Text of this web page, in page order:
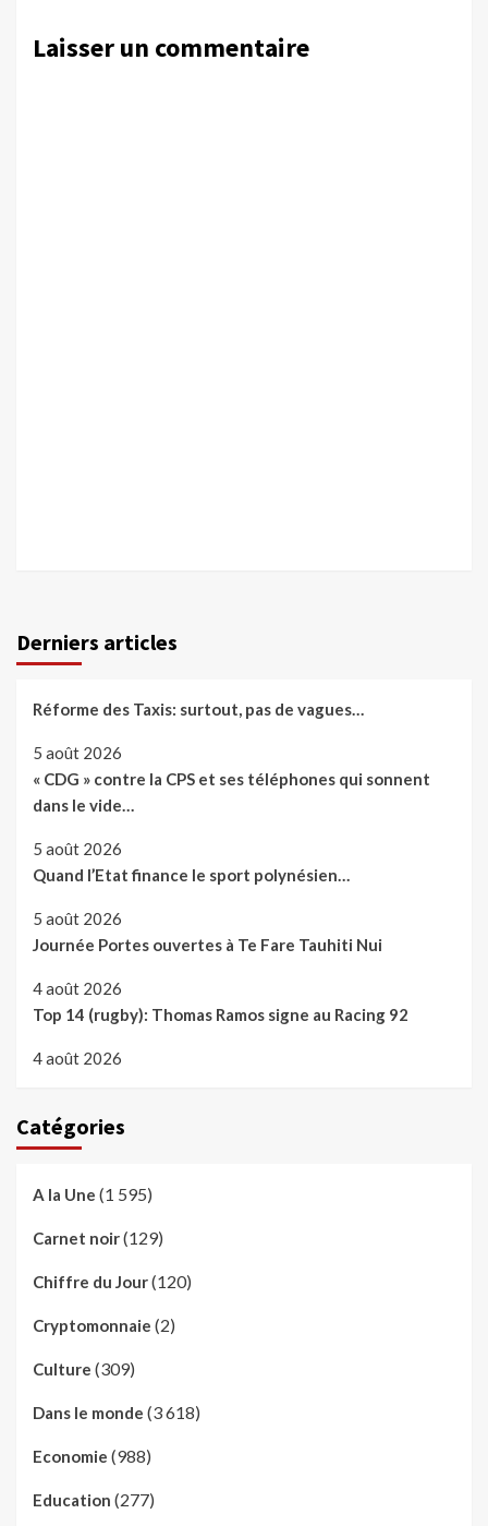
Laisser un commentaire
Derniers articles
Réforme des Taxis: surtout, pas de vagues…
5 août 2026
« CDG » contre la CPS et ses téléphones qui sonnent
dans le vide…
5 août 2026
Quand l’Etat finance le sport polynésien…
5 août 2026
Journée Portes ouvertes à Te Fare Tauhiti Nui
4 août 2026
Top 14 (rugby): Thomas Ramos signe au Racing 92
4 août 2026
Catégories
A la Une (1 595)
Carnet noir(129)
Chiffre du Jour(120)
Cryptomonnaie (2)
Culture (309)
Dans le monde (3 618)
Economie (988)
Education (277)